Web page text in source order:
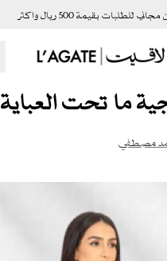
للطلبات بقيمة 500 ريال واكثر
لاقيت | LAGATE
ما تحت العباية
مصطفي